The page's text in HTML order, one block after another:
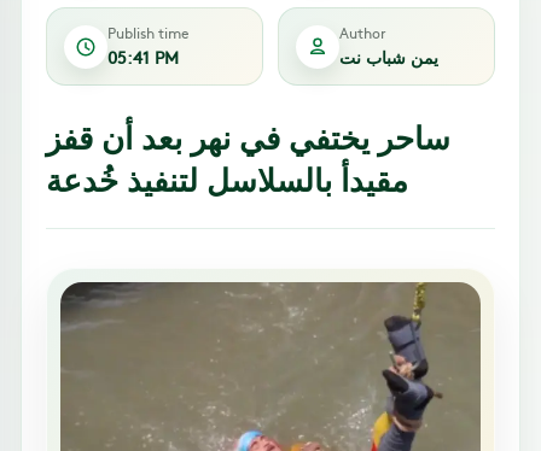
Publish time
05:41 PM
Author
يمن شباب نت
ساحر يختفي في نهر بعد أن قفز
مقيدأ بالسلاسل لتنفيذ خُدعة